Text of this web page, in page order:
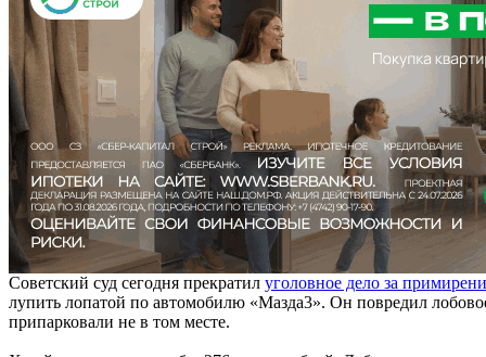
Советский суд сегодня прекратил уголовное дело за
лупить лопатой по автомобилю «Мазда3». Он повредил
припарковали не в том месте.